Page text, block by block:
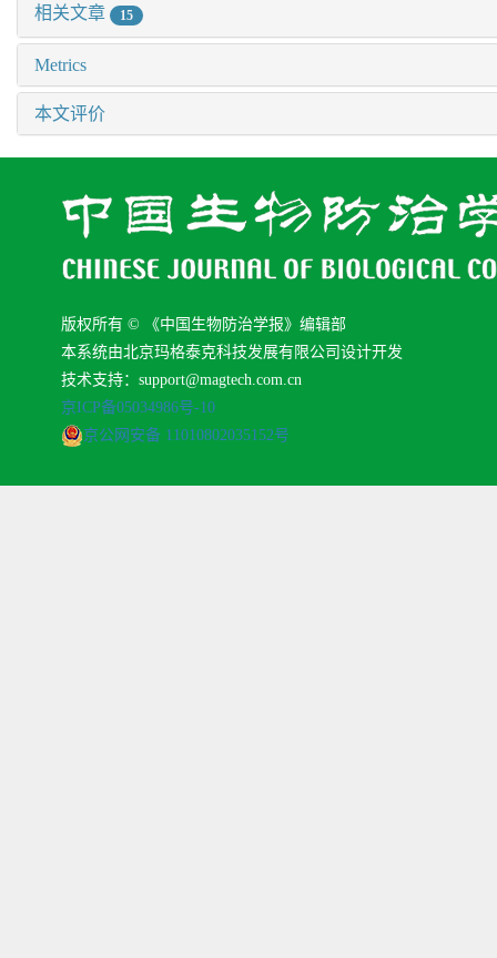
相关文章 15
Metrics
本文评价
版权所有 © 《中国生物防治学报》编辑部
本系统由北京玛格泰克科技发展有限公司设计开发
技术支持：support@magtech.com.cn
京ICP备05034986号-10
京公网安备 11010802035152号